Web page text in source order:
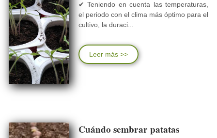
✔ Teniendo en cuenta las temperaturas,
el periodo con el clima más óptimo para el
cultivo, la duraci...
Leer más >>
Cuándo sembrar patatas